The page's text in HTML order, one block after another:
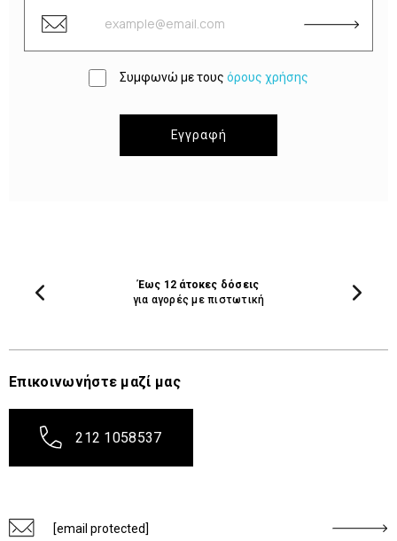
Συμφωνώ με τους όρους χρήσης
Εγγραφή
Έως 12 άτοκες δόσεις
για αγορές με πιστωτική
Επικοινωνήστε μαζί μας
212 1058537
[email protected]